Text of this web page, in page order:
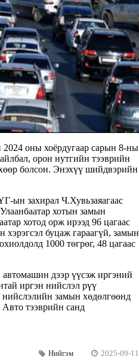
2024 оны хоёрдугаар сарын 8-ны
орон нутгийн тээврийн
болсон. Энэхүү шийдвэрийн
ын захирал Ч.Хувьзаяагаас
хотын замын
хотод орж ирээд 96 цагаас
хэрэгсэл буцаж гараагүй, замын
1000 төгрөг, 48 цагаас
автомашин дээр үүсэж иргэний
иргэн нийслэл рүү
нийслэлийн замын хөдөлгөөнд
тээврийн санд
Нийгэм 2025-09-11